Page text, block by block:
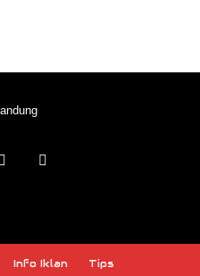
Info Iklan Tips